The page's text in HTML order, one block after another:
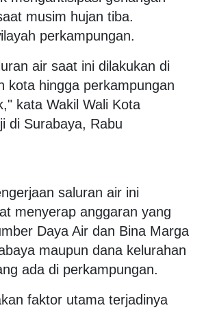
musim hujan tiba.
perkampungan.
air saat ini dilakukan di
kota hingga perkampungan
kata Wakil Wali Kota
di Surabaya, Rabu
saluran air ini
menyerap anggaran yang
Daya Air dan Bina Marga
maupun dana kelurahan
ada di perkampungan.
faktor utama terjadinya